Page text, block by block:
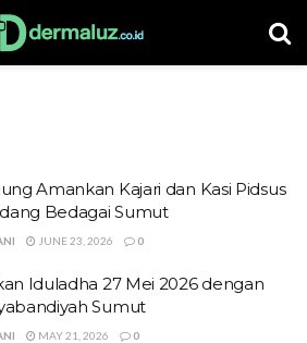
Amankan Kajari dan Kasi Pidsus
Bedagai Sumut
JUNE 23, 2026 0
Iduladha 27 Mei 2026 dengan
Sumut
MAY 21, 2026 0